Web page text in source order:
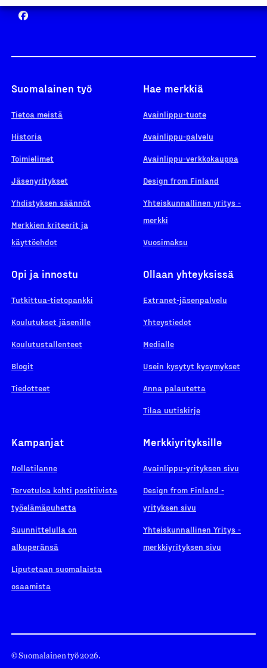
Suomalainen työ
Tietoa meistä
Historia
Toimielimet
Jäsenyritykset
Yhdistyksen säännöt
Merkkien kriteerit ja
käyttöehdot
Hae merkkiä
Avainlippu-tuote
Avainlippu-palvelu
Avainlippu-verkkokauppa
Design from Finland
Yhteiskunnallinen yritys -
merkki
Vuosimaksu
Opi ja innostu
Tutkittua-tietopankki
Koulutukset jäsenille
Koulutustallenteet
Blogit
Tiedotteet
Ollaan yhteyksissä
Extranet-jäsenpalvelu
Yhteystiedot
Medialle
Usein kysytyt kysymykset
Anna palautetta
Tilaa uutiskirje
Kampanjat
Nollatilanne
Tervetuloa kohti positiivista
työelämäpuhetta
Suunnittelulla on
alkuperänsä
Liputetaan suomalaista
osaamista
Merkkiyrityksille
Avainlippu-yrityksen sivu
Design from Finland -
yrityksen sivu
Yhteiskunnallinen Yritys -
merkkiyrityksen sivu
© Suomalainen työ 2026.